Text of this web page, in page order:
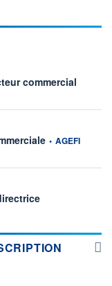
commercial
information
• AGEFI
par